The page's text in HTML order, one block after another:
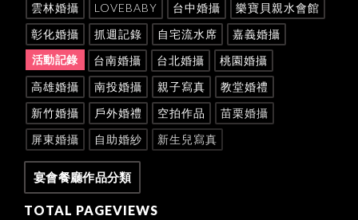
雲林婚攝 LOVEBABY 台中婚攝
樂寶貝親水會館
彰化婚攝
抓週記錄 自宅流水席 嘉義婚攝
活動記錄 台南婚攝 台北婚攝
桃園婚攝
高雄婚攝
南投婚攝 親子寫真
教堂婚禮
新竹婚攝
戶外婚禮 空拍作品
苗栗婚攝
屏東婚攝
自助婚紗 新生兒寫真
宴會餐廳作品分類
TOTAL PAGEVIEWS